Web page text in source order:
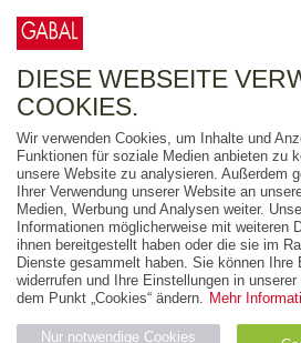
FREITEXT
AUSGABEART
AUS DER REIHE
ZUM THEMA
DIESE WEBSEITE
COOKIES.
Wir verwenden Cookies, um Inhalte und
Funktionen für soziale Medien anbieten zu
unsere Website zu analysieren. Außerdem
Ihrer Verwendung unserer Website an
Medien, Werbung und Analysen weiter.
Informationen möglicherweise mit weiteren
ihnen bereitgestellt haben oder die sie im
Dienste gesammelt haben. Sie können Ihre
widerrufen und Ihre Einstellungen in
dem Punkt „Cookies“ ändern. Mehr
Nur notwendige Cookies